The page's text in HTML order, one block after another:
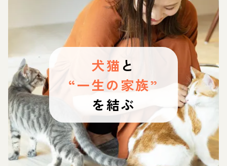
犬猫 と
“一生の家族”
を結ぶ